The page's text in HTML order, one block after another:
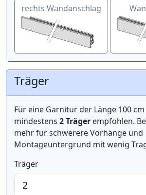
rechts Wandanschlag
Träger
Für eine Garnitur der Länge 100 cm werden
mindestens 2 Träger empfohlen.
mehr für schwerere Vorhänge und
Montageuntergrund mit wenig
Träger